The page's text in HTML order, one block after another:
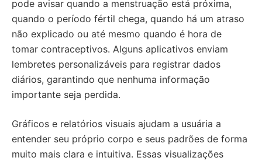
pode avisar quando a menstruação está próxima,
quando o período fértil chega, quando há um atraso
não explicado ou até mesmo quando é hora de
tomar contraceptivos. Alguns aplicativos enviam
lembretes personalizáveis para registrar dados
diários, garantindo que nenhuma informação
importante seja perdida.
Gráficos e relatórios visuais ajudam a usuária a
entender seu próprio corpo e seus padrões de forma
muito mais clara e intuitiva. Essas visualizações